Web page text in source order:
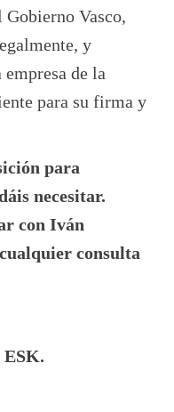
Vasco,
y
empresa de la
para su firma y
para
necesitar.
con Iván
consulta